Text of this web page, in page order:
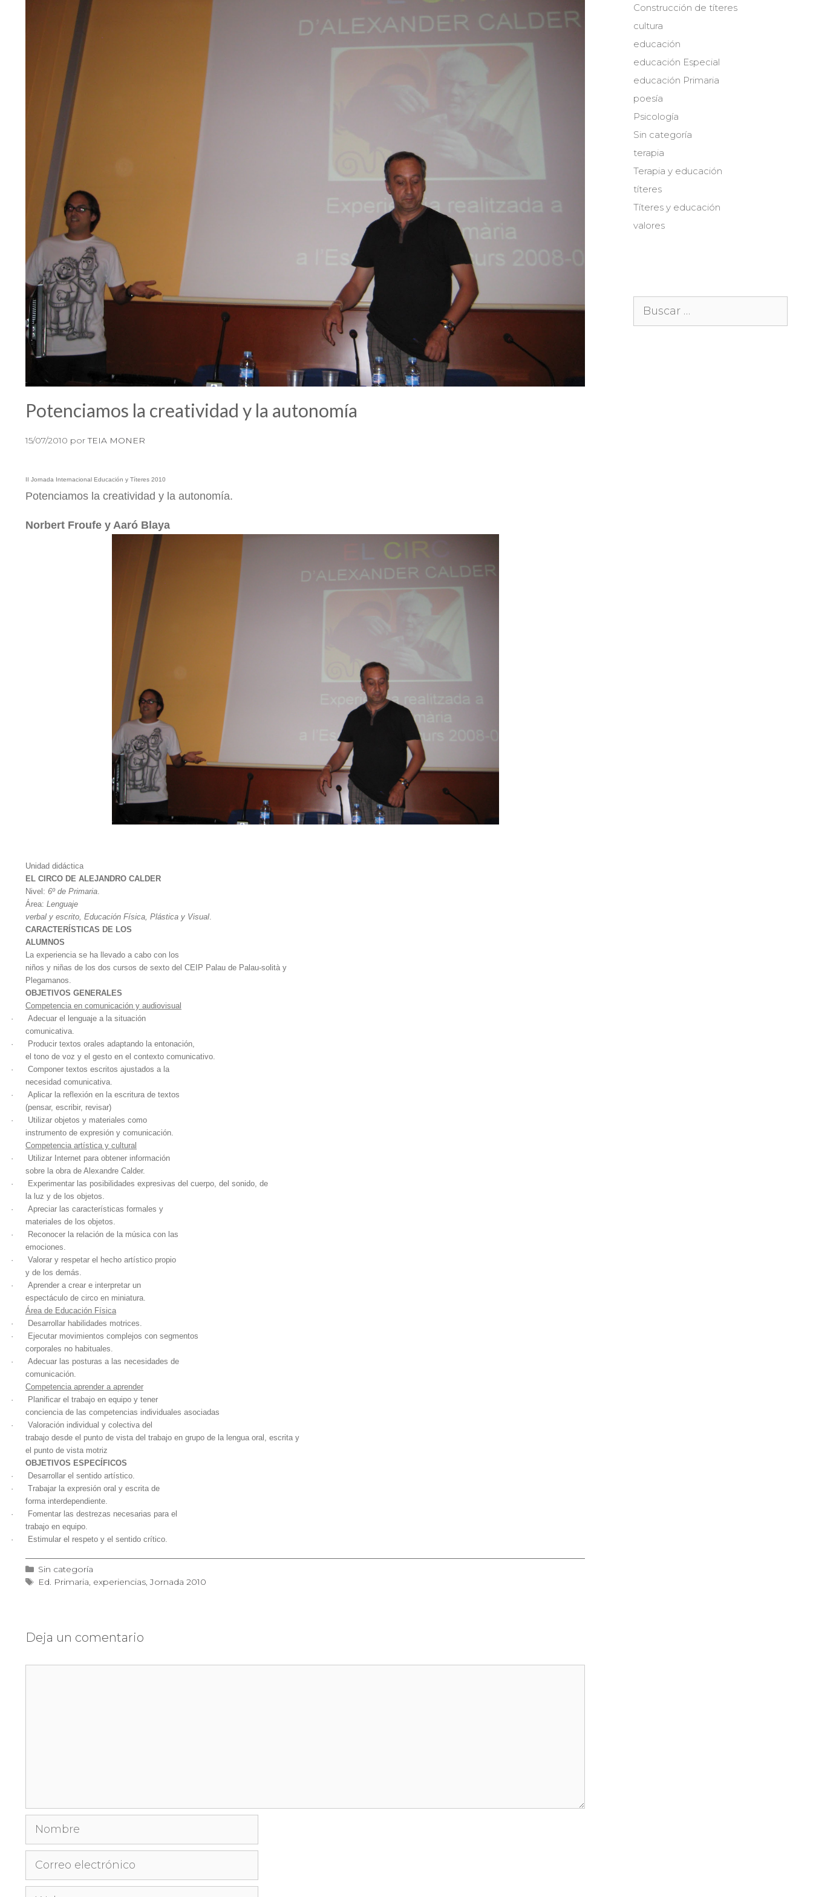
Potenciamos la creatividad y la autonomía
15/07/2010 porTEIA MONER
II Jornada Internacional Educación y Títeres 2010
Potenciamos la creatividad y la autonomía.
Norbert Froufe y Aaró Blaya
Unidad didáctica
EL CIRCO DE ALEJANDRO CALDER
Nivel: 6º de Primaria
Área: Lenguaje
verbal y escrito, Educación Física, Plástica y Visual
CARACTERÍSTICAS DE LOS
ALUMNOS
La experiencia se ha llevado a cabo con los
niños y niñas de los dos cursos de sexto del CEIP Palau de Palau-solità y
Plegamanos.
OBJETIVOS GENERALES
Competencia en comunicación y audiovisual
·
Adecuar el lenguaje a la situación
comunicativa.
·
Producir textos orales adaptando la entonación,
el tono de voz y el gesto en el contexto comunicativo.
·
Componer textos escritos ajustados a la
necesidad comunicativa.
·
Aplicar la reflexión en la escritura de textos
(pensar, escribir, revisar)
·
Utilizar objetos y materiales como
instrumento de expresión y comunicación.
Competencia artística y cultural
·
Utilizar Internet para obtener información
sobre la obra de Alexandre Calder.
·
Experimentar las posibilidades expresivas del cuerpo, del sonido, de
la luz y de los objetos.
·
Apreciar las características formales y
materiales de los objetos.
·
Reconocer la relación de la música con las
emociones.
·
Valorar y respetar el hecho artístico propio
y de los demás.
·
Aprender a crear e interpretar un
espectáculo de circo en miniatura.
Área de Educación Física
·
Desarrollar habilidades motrices.
·
Ejecutar movimientos complejos con segmentos
corporales no habituales.
·
Adecuar las posturas a las necesidades de
comunicación.
Competencia aprender a aprender
·
Planificar el trabajo en equipo y tener
conciencia de las competencias individuales asociadas
·
Valoración individual y colectiva del
trabajo desde el punto de vista del trabajo en grupo de la lengua oral, escrita y
el punto de vista motriz
OBJETIVOS ESPECÍFICOS
·
Desarrollar el sentido artístico.
·
Trabajar la expresión oral y escrita de
forma interdependiente.
·
Fomentar las destrezas necesarias para el
trabajo en equipo.
·
Estimular el respeto y el sentido crítico.
Categorías
Sin categoría
Etiquetas
Ed. Primaria, experiencias,Jornada 2010
Deja un comentario
Nombre
Correo
electrónico
Construcción de títeres
cultura
educación
educación Especial
educación Primaria
poesía
Psicología
Sin categoría
terapia
Terapia y educación
títeres
Títeres y educación
valores